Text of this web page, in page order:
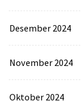
Desember 2024
November 2024
Oktober 2024